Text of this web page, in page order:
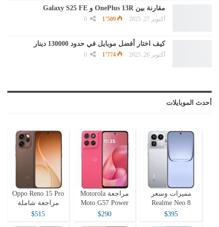
مقارنة بين OnePlus 13R و Galaxy S25 FE
أكتوبر 27, 2025 1٬509
كيف اختار أفضل موبايل في حدود 130000 دينار
أكتوبر 26, 2025 1٬774
أحدث الموبايلات
مميزات وسعر
Realme Neo 8
$395
مراجعة Motorola
Moto G57 Power
$290
Oppo Reno 15 Pro
مراجعة شاملة
$515